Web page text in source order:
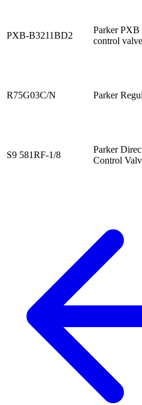
PXB-B3211BD2
Parker PXB
control valve
R75G03C/N Parker
S9 581RF-1/8
Parker
Control